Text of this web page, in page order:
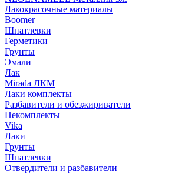
Лакокрасочные материалы
Boomer
Шпатлевки
Герметики
Грунты
Эмали
Лак
Mirada ЛКМ
Лаки комплекты
Разбавители и обезжириватели
Некомплекты
Vika
Лаки
Грунты
Шпатлевки
Отвердители и разбавители